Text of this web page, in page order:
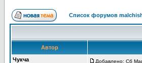
Список форумов
Автор
Чукча
Добавлено: Сб